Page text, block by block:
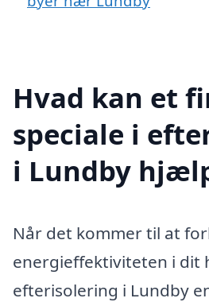
Hvad kan et
speciale i
i Lundby
Når det kommer til at
energieffektiviteten i dit
efterisolering i Lundby